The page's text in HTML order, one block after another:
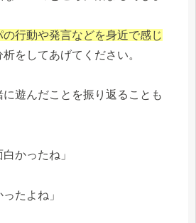
行動や発言などを身近で感じ
をしてあげてください。
遊んだことを振り返ることも
かったね」
たよね」